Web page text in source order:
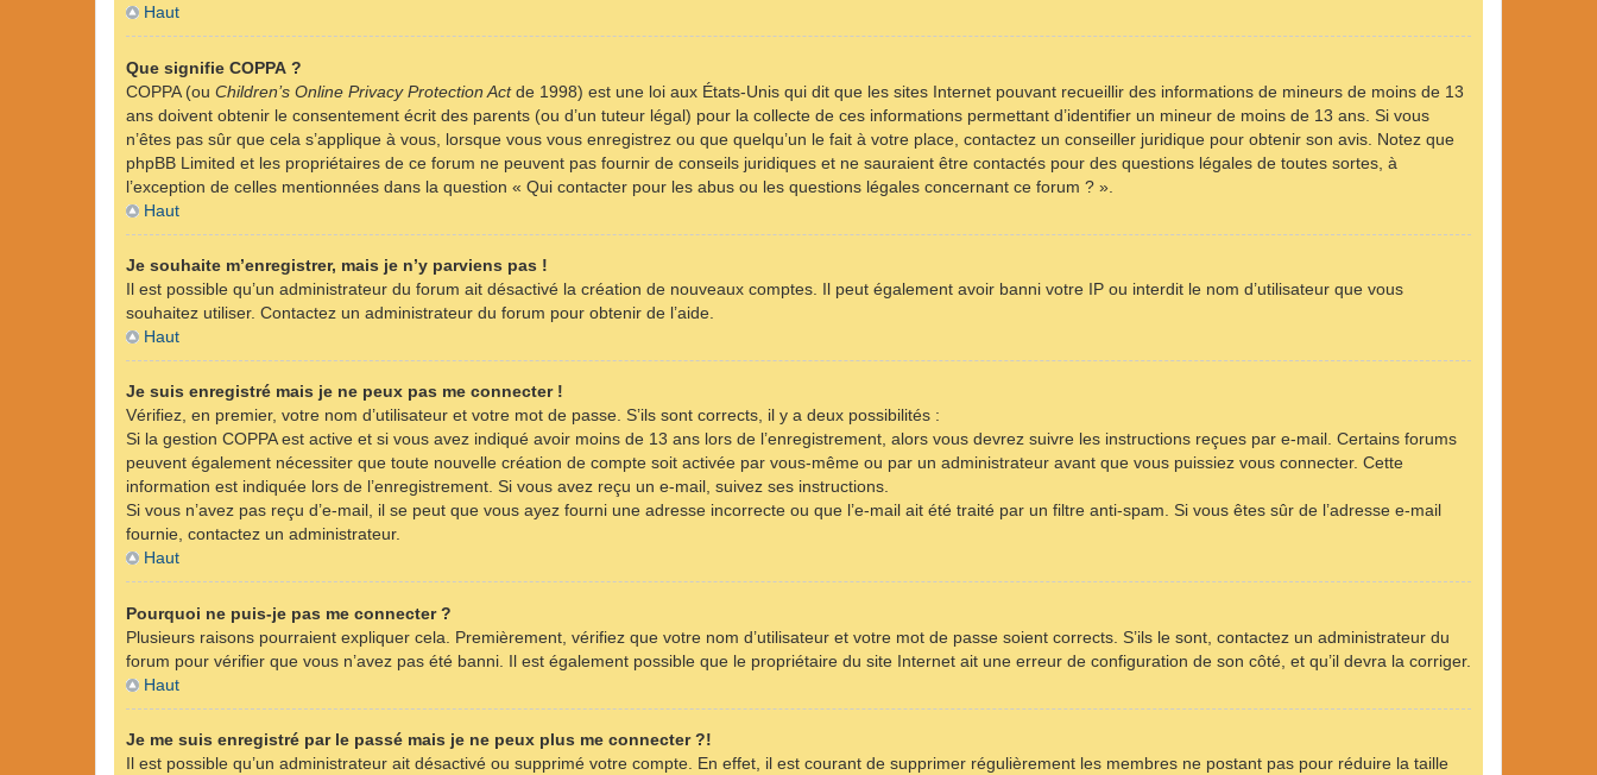
Haut
Que signifie COPPA ?
COPPA (ou Children’s Online Privacy Protection Actde 1998) est une loi aux États-Unis qui dit que les sites Internet pouvant recueillir des informations de mineurs de moins de 13
ans doivent obtenir le consentement écrit des parents (ou d’un tuteur légal) pour la collecte de ces informations permettant d’identifier un mineur de moins de 13 ans. Si vous
n’êtes pas sûr que cela s’applique à vous, lorsque vous vous enregistrez ou que quelqu’un le fait à votre place, contactez un conseiller juridique pour obtenir son avis. Notez que
phpBB Limited et les propriétaires de ce forum ne peuvent pas fournir de conseils juridiques et ne sauraient être contactés pour des questions légales de toutes sortes, à
l’exception de celles mentionnées dans la question « Qui contacter pour les abus ou les questions légales concernant ce forum ? ».
Haut
Je souhaite m’enregistrer, mais je n’y parviens pas !
Il est possible qu’un administrateur du forum ait désactivé la création de nouveaux comptes. Il peut également avoir banni votre IP ou interdit le nom d’utilisateur que vous
souhaitez utiliser. Contactez un administrateur du forum pour obtenir de l’aide.
Haut
Je suis enregistré mais je ne peux pas me connecter !
Vérifiez, en premier, votre nom d’utilisateur et votre mot de passe. S’ils sont corrects, il y a deux possibilités :
Si la gestion COPPA est active et si vous avez indiqué avoir moins de 13 ans lors de l’enregistrement, alors vous devrez suivre les instructions reçues par e-mail. Certains forums
peuvent également nécessiter que toute nouvelle création de compte soit activée par vous-même ou par un administrateur avant que vous puissiez vous connecter. Cette
information est indiquée lors de l’enregistrement. Si vous avez reçu un e-mail, suivez ses instructions.
Si vous n’avez pas reçu d’e-mail, il se peut que vous ayez fourni une adresse incorrecte ou que l’e-mail ait été traité par un filtre anti-spam. Si vous êtes sûr de l’adresse e-mail
fournie, contactez un administrateur.
Haut
Pourquoi ne puis-je pas me connecter ?
Plusieurs raisons pourraient expliquer cela. Premièrement, vérifiez que votre nom d’utilisateur et votre mot de passe soient corrects. S’ils le sont, contactez un administrateur du
forum pour vérifier que vous n’avez pas été banni. Il est également possible que le propriétaire du site Internet ait une erreur de configuration de son côté, et qu’il devra la corriger.
Haut
Je me suis enregistré par le passé mais je ne peux plus me connecter ?!
Il est possible qu’un administrateur ait désactivé ou supprimé votre compte. En effet, il est courant de supprimer régulièrement les membres ne postant pas pour réduire la taille